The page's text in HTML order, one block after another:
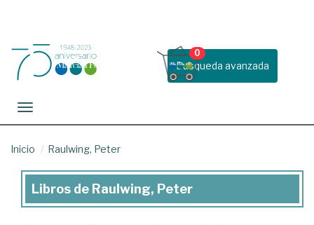
Busqueda avanzada
0
Toggle navigation
Inicio Raulwing, Peter
Libros
Libros de Raulwing, Peter